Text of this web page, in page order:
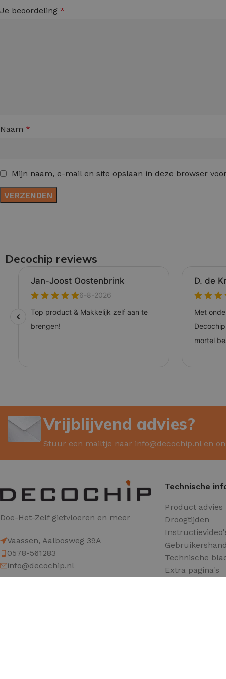
Je beoordeling *
Naam *
Mijn naam, e-mail en site opslaan in deze browser
Decochip reviews
Vrijblijvend advies?
Stuur een mailtje naar info@decochip.nlen
Doe-Het-Zelf gietvloeren en meer
Vaassen, Aalbosweg 39A
0578-561283
info@decochip.nl
Technische
Product advies
Droogtijden
Technische
Extra pagina's